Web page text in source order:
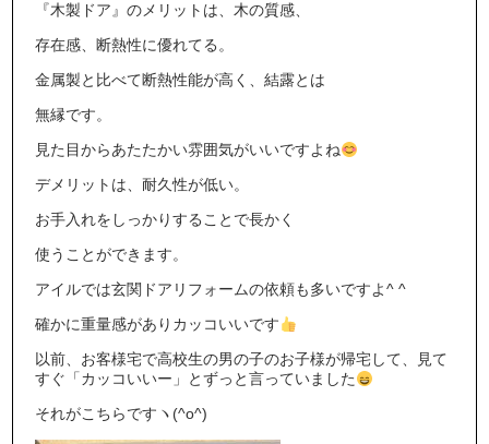
『木製ドア』のメリットは、木の質感、
存在感、断熱性に優れてる。
金属製と比べて断熱性能が高く、結露とは
無縁です。
見た目からあたたかい雰囲気がいいですよね
デメリットは、耐久性が低い。
お手入れをしっかりすることで長かく
使うことができます。
アイルでは玄関ドアリフォームの依頼も多いですよ^ ^
確かに重量感がありカッコいいです
以前、お客様宅で高校生の男の子のお子様が帰宅して、見て
すぐ「カッコいいー」とずっと言っていました
それがこちらですヽ(^o^)